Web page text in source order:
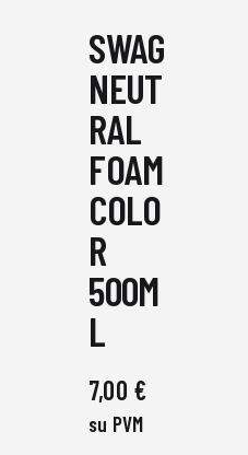
SWAG
NEUT
RAL
FOAM
COLO
R
500M
L
7,00 €
su PVM